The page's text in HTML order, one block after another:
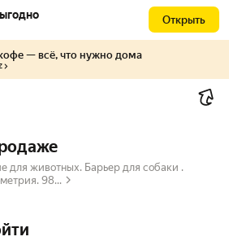
Открыть
— всё, что нужно дома
для животных. Барьер для собаки .
98...